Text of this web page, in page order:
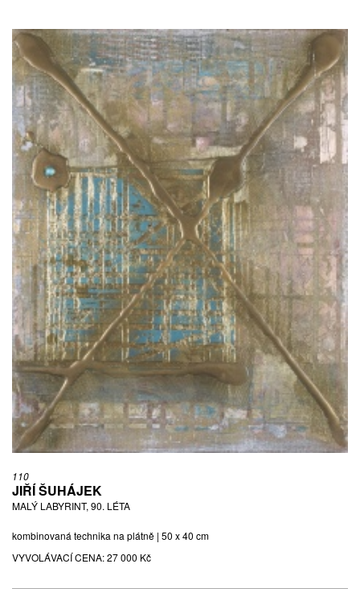
110
JIŘÍ ŠUHÁJEK
MALÝ LABYRINT, 90. LÉTA
kombinovaná technika na plátně | 50 x 40 cm
VYVOLÁVACÍ CENA:27 000 Kč